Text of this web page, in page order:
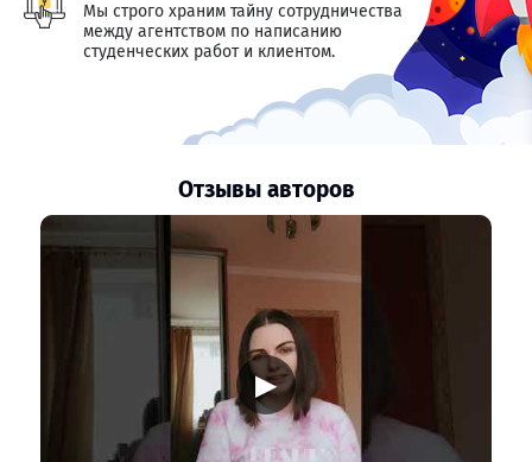
Мы строго храним тайну сотрудничества
между агентством по написанию
студенческих работ и клиентом.
Отзывы авторов
▶